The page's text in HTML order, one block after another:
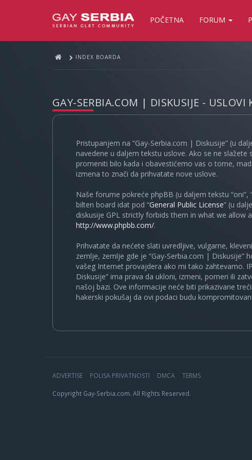
POČETNA FORUM
INDEX BOARDA
GAY-SERBIA.COM | DISKUSIJE - USLOVI
Pristupanjem na “Gay-Serbia.com | Diskusije” (u
navedene u daljem tekstu uslove. Ako se ne
promeniti bilo kada i obavestićemo vas o tome,
izmena to znači da prihvatate nove uslove.
Naše forume pokreće phpBB (u daljem tekstu “oni”,
bilten board idat pod “General Public License” (u
diskusije GPL strictly forbids them in what we
http://www.phpbb.com/.
Prihvatate da nećete slati uvredljive, vulgarne,
zemlje, zemlje gde je “Gay-Serbia.com | Diskusije”
vašeg Internet provajdera ako mi tako zahtevamo.
Diskusije” ima prava da ukloni, izmeni, pomeri ili
našoj bazi. Ove informacije neće biti prikazivane
hakerski pokušaj da ovi podaci budu
ADVERTISE POLISA PRIVATNOSTI DMCA TERMS
Copyright Gay-Serbia.com. All Rights Reserved.